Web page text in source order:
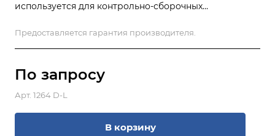
используется для контрольно-сборочных
деревообработки. Для неотражающей функции в
измерительных лабораториях , черный цвет может
Предоставляется гарантия производителя.
По запросу
Арт. 1264 D-L
В корзину